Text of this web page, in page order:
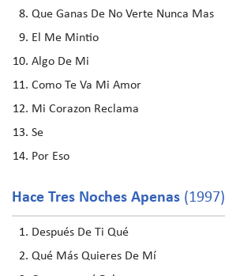
Que Ganas De No Verte Nunca Mas
El Me Mintio
Algo De Mi
Como Te Va Mi Amor
Mi Corazon Reclama
Se
Por Eso
Hace Tres Noches Apenas (1997)
Después De Ti Qué
Qué Más Quieres De Mí